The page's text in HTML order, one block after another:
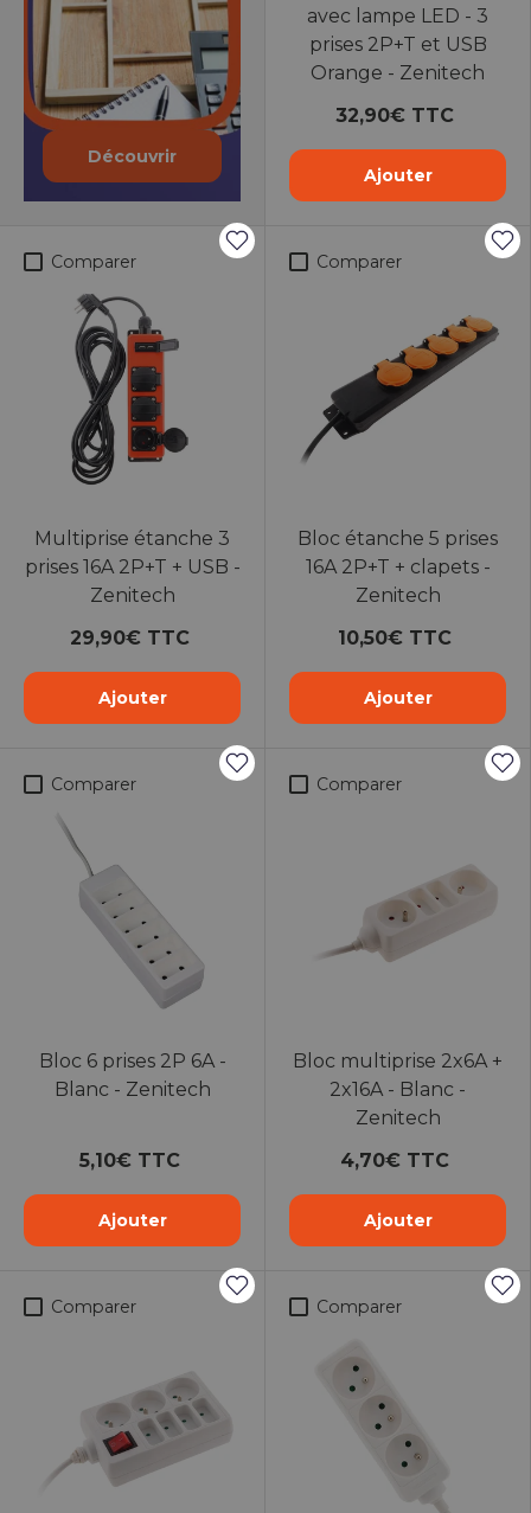
Découvrir
avec lampe LED - 3
prises 2P+T et USB
Orange - Zenitech
32,90€ TTC
Ajouter
Comparer
Multiprise étanche 3
prises 16A 2P+T + USB -
Zenitech
29,90€ TTC
Ajouter
Comparer
Bloc étanche 5 prises
16A 2P+T + clapets -
Zenitech
10,50€ TTC
Ajouter
Comparer
Bloc 6 prises 2P 6A -
Blanc - Zenitech
5,10€ TTC
Ajouter
Comparer
Bloc multiprise 2x6A +
2x16A - Blanc -
Zenitech
4,70€ TTC
Ajouter
Comparer Comparer